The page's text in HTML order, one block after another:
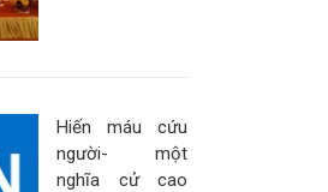
Hiến máu cứu
người- một
nghĩa cử cao